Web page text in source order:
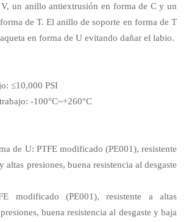
un anillo antiextrusión en forma de C y un
de T. El anillo de soporte en forma de T
en forma de U evitando dañar el labio.
≤10,000 PSI
-100°C~+260°C
de U: PTFE modificado (PE001), resistente
altas presiones, buena resistencia al desgaste
modificado (PE001), resistente a altas
buena resistencia al desgaste y baja